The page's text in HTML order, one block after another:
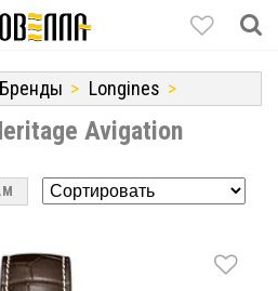
Бренды Longines
Avigation